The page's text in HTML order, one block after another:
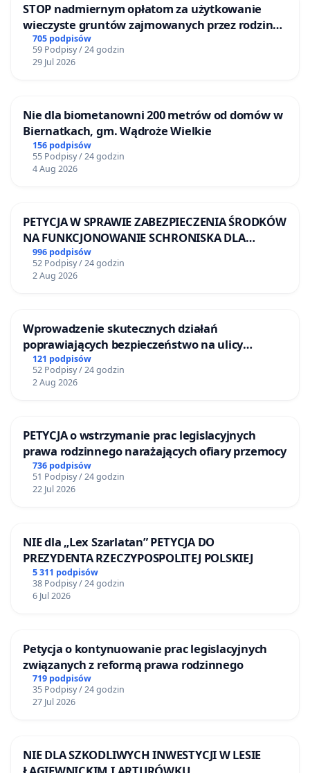
STOP nadmiernym opłatom za użytkowanie
wieczyste gruntów zajmowanych przez rodzinne
ogrody działkowe.
705 podpisów
59 Podpisy / 24 godzin
29 Jul 2026
Nie dla biometanowni 200 metrów od domów w
Biernatkach, gm. Wądroże Wielkie
156 podpisów
55 Podpisy / 24 godzin
4 Aug 2026
PETYCJA W SPRAWIE ZABEZPIECZENIA ŚRODKÓW
NA FUNKCJONOWANIE SCHRONISKA DLA
BEZDOMNYCH ZWIERZĄT W SKARYSZEWIE
996 podpisów
52 Podpisy / 24 godzin
2 Aug 2026
Wprowadzenie skutecznych działań
poprawiających bezpieczeństwo na ulicy
Żeromskiego w Otwocku
121 podpisów
52 Podpisy / 24 godzin
2 Aug 2026
PETYCJA o wstrzymanie prac legislacyjnych
prawa rodzinnego narażających ofiary przemocy
736 podpisów
51 Podpisy / 24 godzin
22 Jul 2026
NIE dla „Lex Szarlatan” PETYCJA DO
PREZYDENTA RZECZYPOSPOLITEJ POLSKIEJ
5 311 podpisów
38 Podpisy / 24 godzin
6 Jul 2026
Petycja o kontynuowanie prac legislacyjnych
związanych z reformą prawa rodzinnego
719 podpisów
35 Podpisy / 24 godzin
27 Jul 2026
NIE DLA SZKODLIWYCH INWESTYCJI W LESIE